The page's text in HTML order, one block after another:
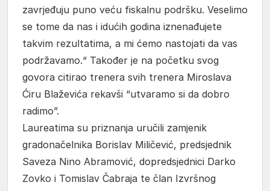
zavrjeđuju puno veću fiskalnu podršku. Veselimo
se tome da nas i idućih godina iznenađujete
takvim rezultatima, a mi ćemo nastojati da vas
podržavamo.“ Također je na početku svog
govora citirao trenera svih trenera Miroslava
Ćiru Blaževića rekavši “utvaramo si da dobro
radimo”.
Laureatima su priznanja uručili zamjenik
gradonačelnika Borislav Miličević, predsjednik
Saveza Nino Abramović, dopredsjednici Darko
Zovko i Tomislav Čabraja te član Izvršnog